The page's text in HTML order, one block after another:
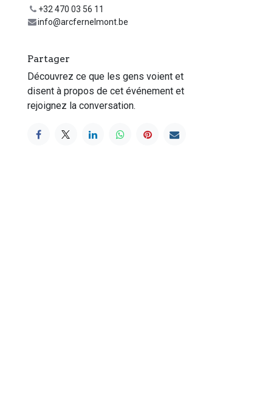
+32 470 03 56 11
info@arcfernelmont.be
Partager
Découvrez ce que les gens voient et
disent à propos de cet événement et
rejoignez la conversation.